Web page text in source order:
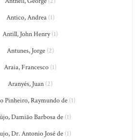
Antico, Andrea(1)
Antill, John Henry(1)
Antunes, Jorge(2)
Araia, Francesco (1)
Aranyés, Juan (2)
Pinheiro, Raymundo de (1)
Damião Barbosa de(1)
Dr. Antonio José de(1)